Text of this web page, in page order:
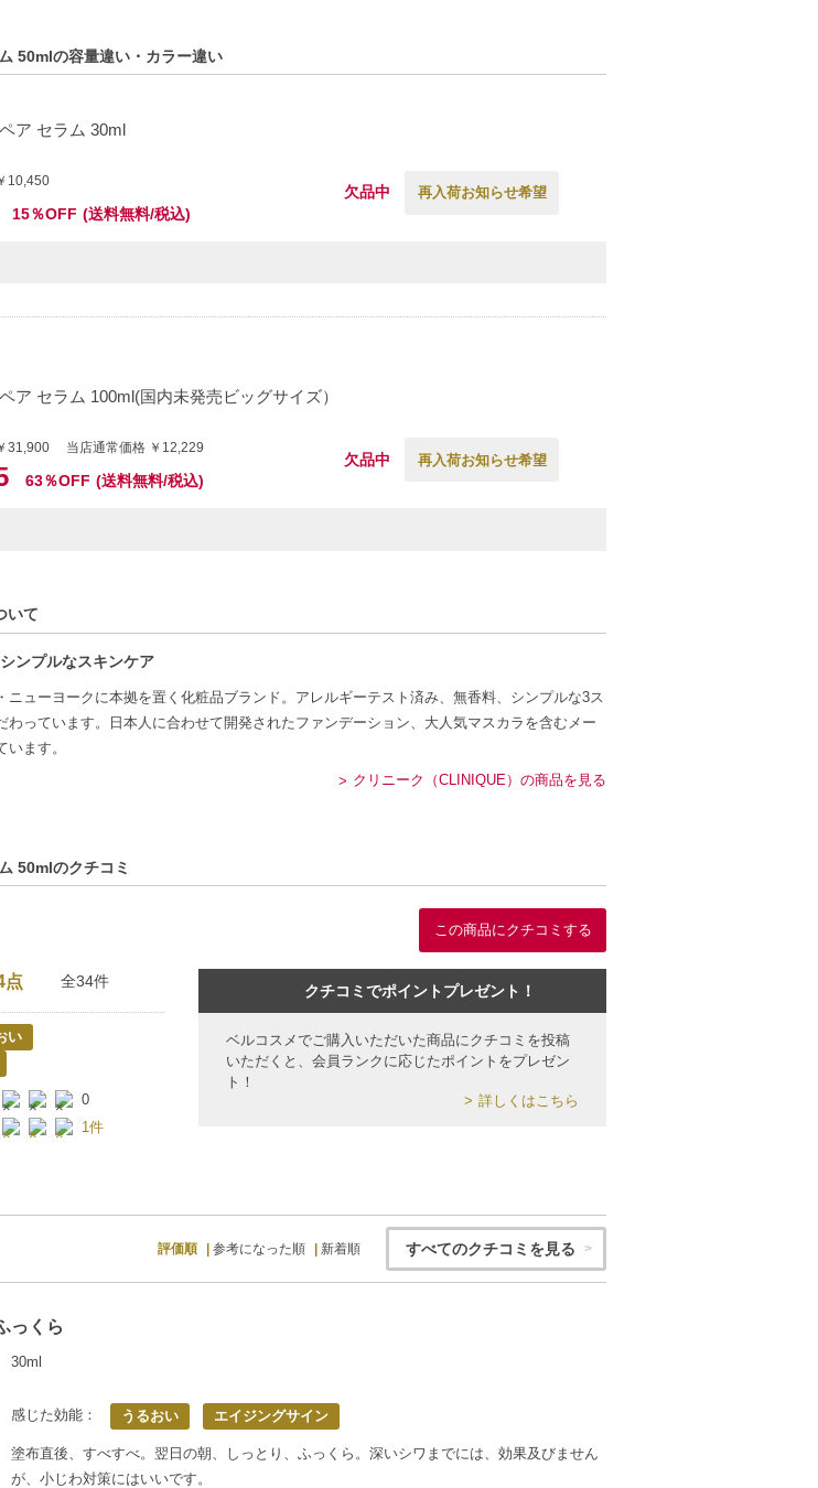
50mlの容量違い・カラー違い
ア セラム 30ml
10,450
15％OFF (送料無料/税込)
欠品中 再入荷お知らせ希望
ア セラム 100ml(国内未発売ビッグサイズ）
31,900 当店通常価格 ￥12,229
63％OFF (送料無料/税込)
欠品中 再入荷お知らせ希望
いて
ンプルなスキンケア
ニューヨークに本拠を置く化粧品ブランド。アレルギーテスト済み、無香料、シンプルな3ス
わっています。日本人に合わせて開発されたファンデーション、大人気マスカラを含むメー
ます。
クリニーク（CLINIQUE）の商品を見る
50mlのクチコミ
この商品にクチコミする
点 全34件
い
0
1件
クチコミでポイントプレゼント！
ベルコスメでご購入いただいた商品にクチコミを投稿
いただくと、会員ランクに応じたポイントをプレゼン
ト！
詳しくはこちら
評価順 参考になった順 新着順 すべてのクチコミを見る
っくら
30ml
感じた効能： うるおい エイジングサイン
塗布直後、すべすべ。翌日の朝、しっとり、ふっくら。深いシワまでには、効果及びません
が、小じわ対策にはいいです。